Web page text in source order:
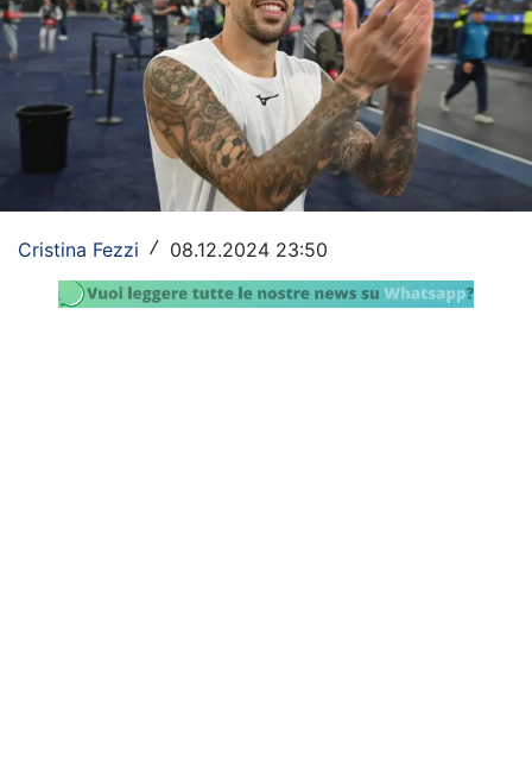
Europa League
Altri Sport
Formula 1
Tennis
SHOP LAZIO
Cristina Fezzi / 08.12.2024 23:50